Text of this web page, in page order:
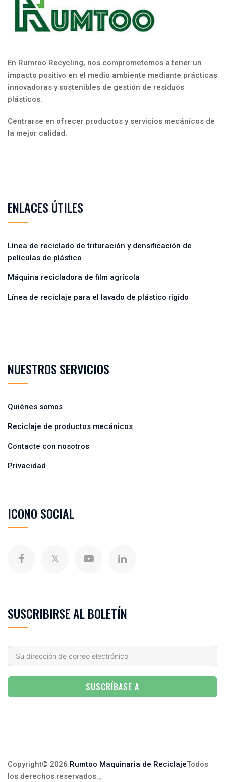
En Rumroo Recycling, nos comprometemos a tener un
impacto positivo en el medio ambiente mediante prácticas
innovadoras y sostenibles de gestión de residuos
plásticos.
Centrarse en ofrecer productos y servicios mecánicos de
la mejor calidad.
ENLACES ÚTILES
Línea de reciclado de trituración y densificación de
películas de plástico
Máquina recicladora de film agrícola
Línea de reciclaje para el lavado de plástico rígido
NUESTROS SERVICIOS
Quiénes somos
Reciclaje de productos mecánicos
Contacte con nosotros
Privacidad
ICONO SOCIAL
SUSCRIBIRSE AL BOLETÍN
SUSCRÍBASE A
Copyright© 2026 Rumtoo Maquinaria de ReciclajeTodos
los derechos reservados.。